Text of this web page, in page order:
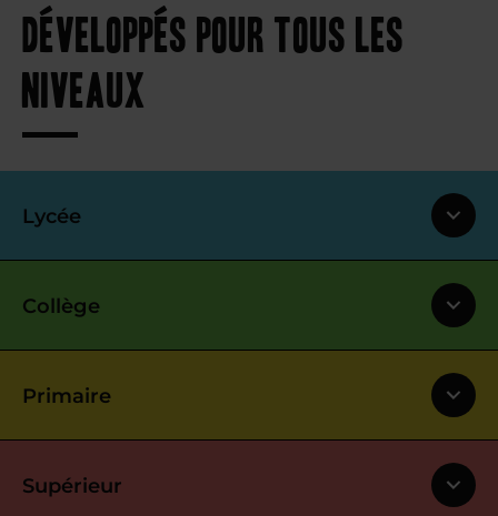
développés pour tous les
niveaux
Lycée
Collège
Primaire
Supérieur